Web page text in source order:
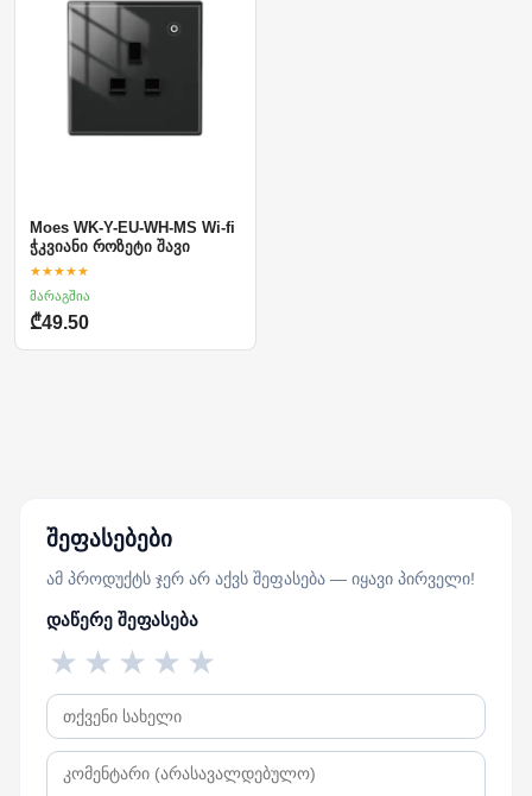
Moes WK-Y-EU-WH-MS Wi-fi
ჭკვიანი როზეტი შავი
★★★★★
მარაგშია
₾49.50
შეფასებები
ამ პროდუქტს ჯერ არ აქვს შეფასება — იყავი პირველი!
დაწერე შეფასება
★
★
★
★
★